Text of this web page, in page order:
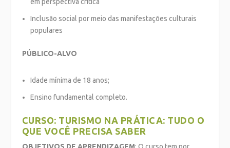
Inclusão social por meio das manifestações culturais
populares
PÚBLICO-ALVO
Idade mínima de 18 anos;
Ensino fundamental completo.
CURSO: TURISMO NA PRÁTICA: TUDO O
QUE VOCÊ PRECISA SABER